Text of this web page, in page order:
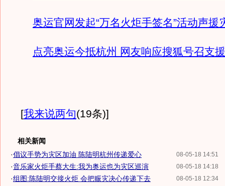
奥运官网发起“万名火炬手签名”活动声援
点亮奥运今抵杭州 网友响应搜狐号召支
[我来说两句(19条)]
相关新闻
08-05-18 14:51
·倡议手势为灾区加油 陈陆明杭州传递爱心
08-05-18 14:18
·音乐家火炬手蔡大生:我为奥运也为灾区巡演
08-05-18 12:34
·组图:陈陆明交接火炬 会把赈灾决心传递下去